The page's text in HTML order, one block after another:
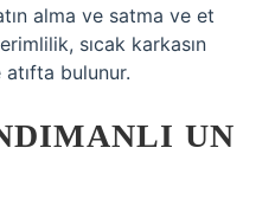
alma ve satma ve et
sıcak karkasın
atıfta bulunur.
UN